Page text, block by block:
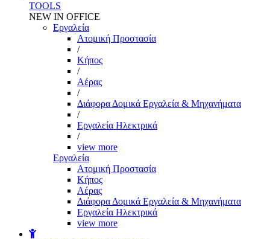
TOOLS
NEW IN OFFICE
Εργαλεία
Aτομική Προστασία
/
Kήπος
/
Αέρας
/
Διάφορα Δομικά Εργαλεία & Μηχανήματα
/
Εργαλεία Ηλεκτρικά
/
view more
Εργαλεία
Aτομική Προστασία
Kήπος
Αέρας
Διάφορα Δομικά Εργαλεία & Μηχανήματα
Εργαλεία Ηλεκτρικά
view more